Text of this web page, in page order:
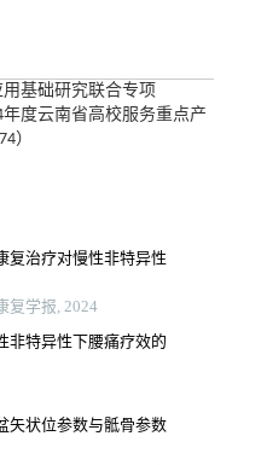
基础研究联合专项
年度云南省高校服务重点产
）